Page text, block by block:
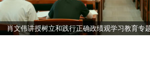
肖文伟讲授树立和践行正确政绩观学习教育专